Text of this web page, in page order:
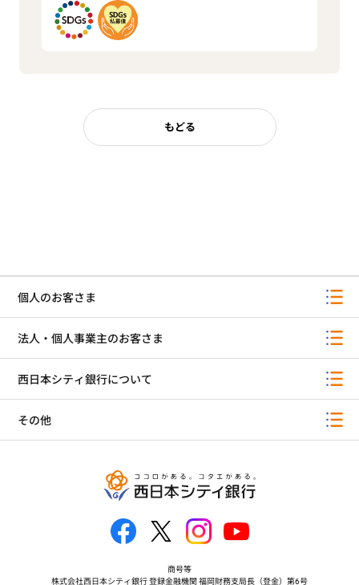
もどる
個人のお客さま
法人・個人事業主のお客さま
西日本シティ銀行について
その他
商号等
株式会社西日本シティ銀行 登録金融機関 福岡財務支局長（登金）第6号